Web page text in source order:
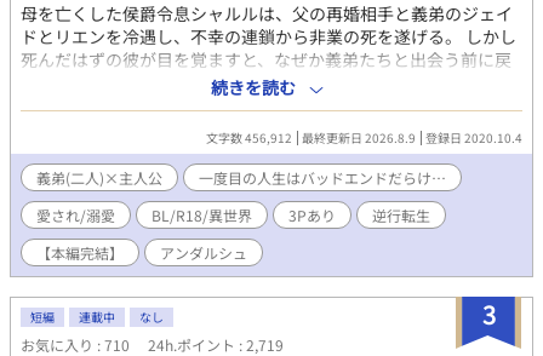
母を亡くした侯爵令息シャルルは、父の再婚相手と義弟のジェイ
ドとリエンを冷遇し、不幸の連鎖から非業の死を遂げる。 しかし
死んだはずの彼が目を覚ますと、なぜか義弟たちと出会う前に戻
っていた。 今度は悲惨な人生を辿るまいと彼らを大切にしてみた
ところ、義弟たちに溺愛されるようになりーー!? 愛され義兄の
逆行転生BL、開幕！ ✳︎✳︎✳︎✳︎✳︎✳︎✳︎✳︎✳︎✳︎✳︎✳︎✳︎✳︎✳︎✳︎ 本編は完結し
ました☆ 【書籍化決定！】 2022年6月13日刊行です(^^) 番外編を
投稿していますが、書籍化改稿前に投稿していた番外編はweb掲
載していた時の設定で書いている場面もあります。 ※いくつか番
外編を更新していますが、R7年12月現在更新メインとしているの
は【ジェイドとリエンのやり直し】の番外編です。 よろしくお願
いします🙇
続きを読む
文字数 456,912 最終更新日 2026.8.9 登録日 2020.10.4
義弟(二人)×主人公
一度目の人生はバッドエンドだらけ…
愛され/溺愛
BL/R18/異世界 3Pあり
逆行転生
【本編完結】
アンダルシュ
3
短編 連載中 なし
お気に入り : 710 24h.ポイント : 2,719